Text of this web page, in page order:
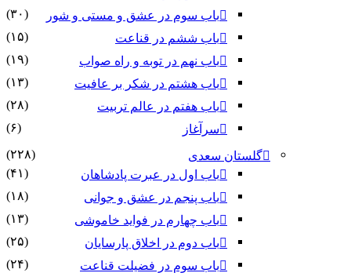
باب سوم در عشق و مستی و شور
(۳۰)
باب ششم در قناعت
(۱۵)
باب نهم در توبه و راه صواب
(۱۹)
باب هشتم در شکر بر عافیت
(۱۳)
باب هفتم در عالم تربیت
(۲۸)
سرآغاز
(۶)
گلستان سعدی
(۲۲۸)
باب اول در عبرت پادشاهان
(۴۱)
باب پنجم در عشق و جوانى
(۱۸)
باب چهارم در فواید خاموشى
(۱۳)
باب دوم در اخلاق پارسایان
(۲۵)
باب سوم در فضیلت قناعت
(۲۴)